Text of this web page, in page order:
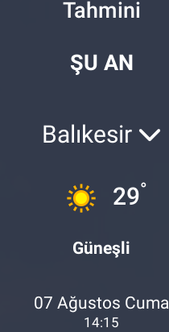
Tahmini
ŞU AN
Balıkesir
29°
Güneşli
07 Ağustos Cuma
14:15